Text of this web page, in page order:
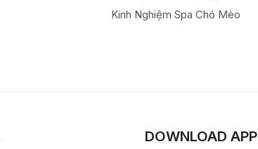
Kinh Nghiệm Spa Chó Mèo
DOWNLOAD APP